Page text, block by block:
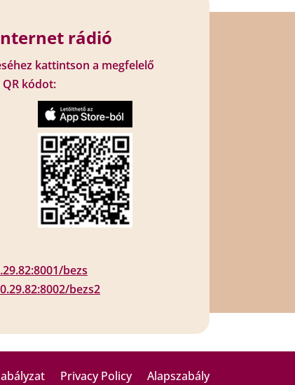
rádió
kattintson a megfelelő
kódot:
bezs
bezs2
Privacy Policy Alapszabály